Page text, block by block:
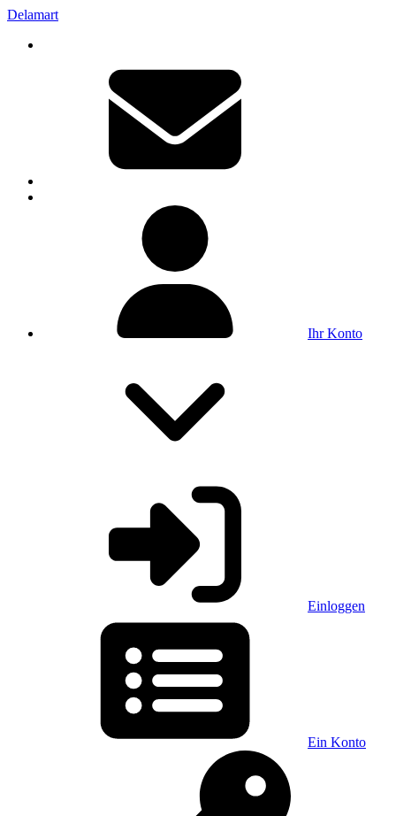
Delamart
Ihr Konto
Einloggen
Ein Konto